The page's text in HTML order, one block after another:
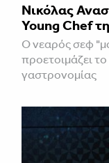
Νικόλας
Young Chef
Ο νεαρός σεφ
προετοιμάζει
γαστρονομίας